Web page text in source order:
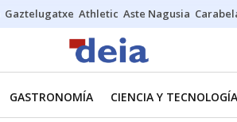
Gaztelugatxe Athletic Aste Nagusia
GASTRONOMÍA CIENCIA Y TECNOLOGÍA